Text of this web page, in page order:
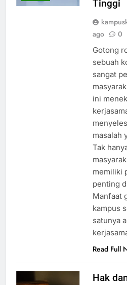
Tinggi
ago
0
Gotong
sebuah
sangat
ini
masalah
Tak
memiliki
penting
Manfaat
kampus
satunya
Read Full
Hak